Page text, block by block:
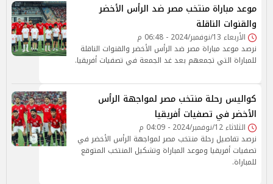
موعد مباراة منتخب مصر ضد الرأس الأخضر
والقنوات الناقلة
الأربعاء 13/نوفمبر/2024 - 06:48 م
نرصد موعد مباراة مصر ضد الرأس الأخضر والقنوات الناقلة
للمباراة التي تجمعهم بعد غد الجمعة في تصفيات أفريقيا.
كواليس رحلة منتخب مصر لمواجهة الرأس
الأخضر في تصفيات أفريقيا
الثلاثاء 12/نوفمبر/2024 - 04:09 م
نرصد تفاصيل رحلة منتخب مصر لمواجهة الرأس الأخضر في
تصفيات أفريقيا وموعد المباراة وتشكيل المنتخب المتوقع
للمباراة.